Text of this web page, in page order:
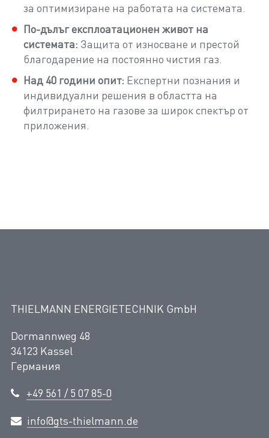
за оптимизиране на работата на системата.
По-дълъг експлоатационен живот на
системата: Защита от износване и престой
благодарение на постоянно чистия газ.
Над 40 години опит: Експертни познания и
индивидуални решения в областта на
филтрирането на газове за широк спектър от
приложения.
THIELMANN ENERGIETECHNIK GmbH
Dormannweg 48
34123 Kassel
Германия
+49 561 / 5 07 85-0
info@gts-thielmann.de